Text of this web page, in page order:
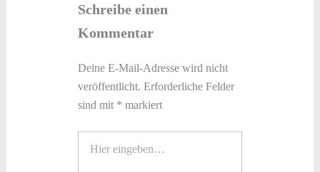
Schreibe einen
Kommentar
Deine E-Mail-Adresse wird nicht
veröffentlicht. Erforderliche Felder
sind mit * markiert
eingeben…